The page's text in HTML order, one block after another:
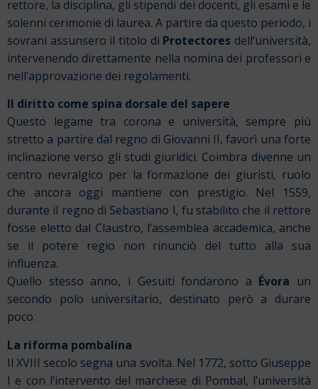
rettore, la disciplina, gli stipendi dei docenti, gli esami e le
solenni cerimonie di laurea. A partire da questo periodo, i
sovrani assunsero il titolo di Protectores dell’università,
intervenendo direttamente nella nomina dei professori e
nell’approvazione dei regolamenti.
Il diritto come spina dorsale del sapere
Questo legame tra corona e università, sempre più
stretto a partire dal regno di Giovanni II, favorì una forte
inclinazione verso gli studi giuridici. Coimbra divenne un
centro nevralgico per la formazione dei giuristi, ruolo
che ancora oggi mantiene con prestigio. Nel 1559,
durante il regno di Sebastiano I, fu stabilito che il rettore
fosse eletto dal Claustro, l’assemblea accademica, anche
se il potere regio non rinunciò del tutto alla sua
influenza.
Quello stesso anno, i Gesuiti fondarono a Évora un
secondo polo universitario, destinato però a durare
poco.
La riforma pombalina
Il XVIII secolo segna una svolta. Nel 1772, sotto Giuseppe
I e con l’intervento del marchese di Pombal, l’università